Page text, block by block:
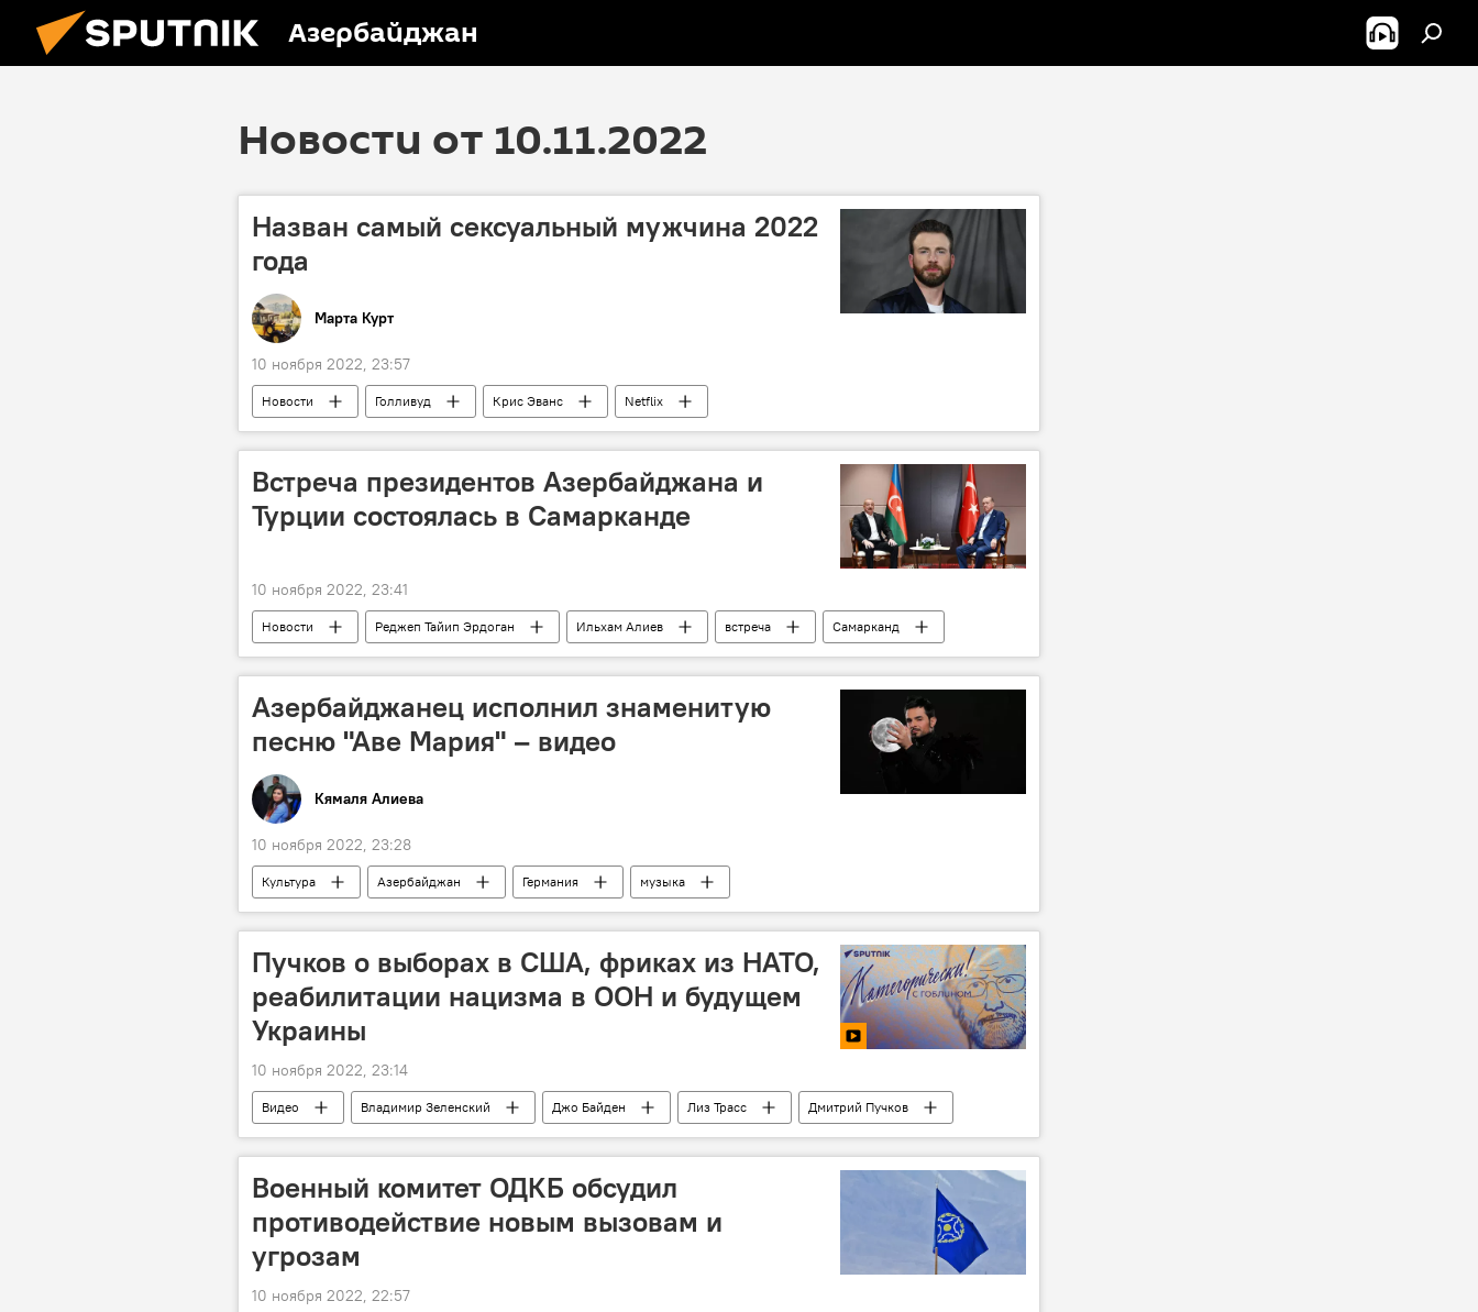
Азербайджан
Новости от 10.11.2022
Назван самый сексуальный мужчина 2022
года
Марта Курт
10 ноября 2022, 23:57
Новости Голливуд Крис Эванс Netflix
Встреча президентов Азербайджана и
Турции состоялась в Самарканде
10 ноября 2022, 23:41
Новости Реджеп Тайип Эрдоган Ильхам Алиев встреча
Самарканд
саммит
Организация тюркских государств
Азербайджанец исполнил знаменитую
песню "Аве Мария" – видео
Кямаля Алиева
10 ноября 2022, 23:28
Культура Азербайджан Германия музыка
Пучков о выборах в США, фриках из НАТО,
реабилитации нацизма в ООН и будущем
Украины
10 ноября 2022, 23:14
Видео Владимир Зеленский Джо Байден Лиз Трасс Дмитрий Пучков
Военный комитет ОДКБ обсудил
противодействие новым вызовам и
угрозам
10 ноября 2022, 22:57